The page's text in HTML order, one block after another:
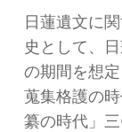
日蓮遺文に
史として、
の期間を想
蒐集格護の
纂の時代」